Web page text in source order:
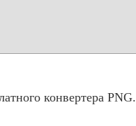
конвертера PNG.